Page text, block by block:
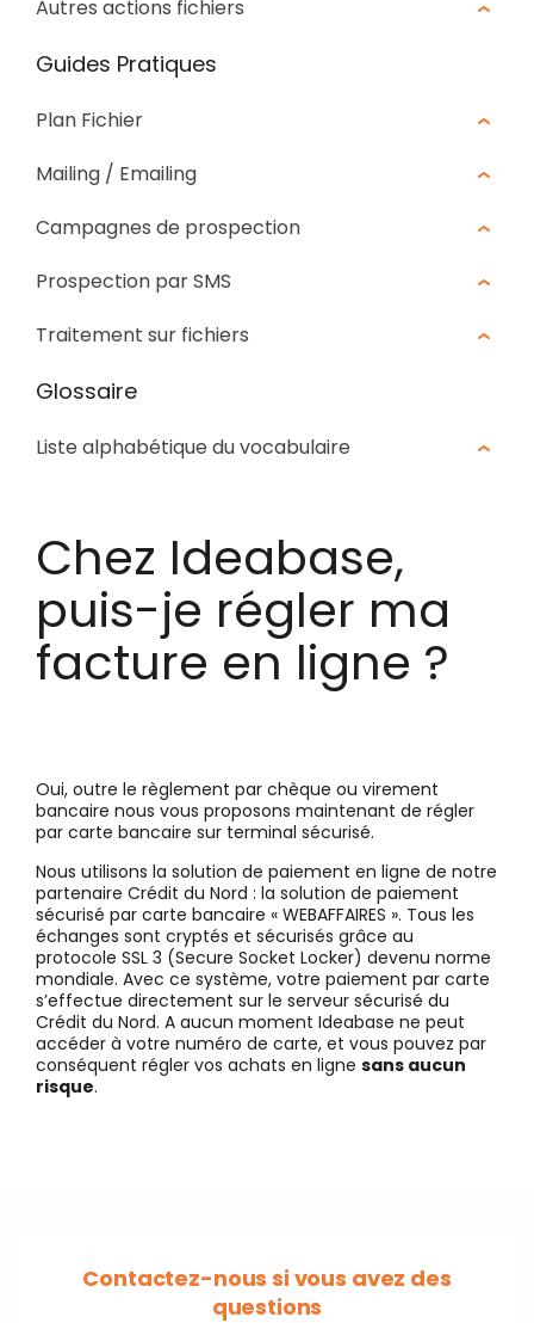
Autres actions fichiers
Guides Pratiques
Plan Fichier
Mailing / Emailing
Campagnes de prospection
Prospection par SMS
Traitement sur fichiers
Glossaire
Liste alphabétique du vocabulaire
Chez Ideabase,
puis-je régler ma
facture en ligne ?
Oui, outre le règlement par chèque ou virement
bancaire nous vous proposons maintenant de régler
par carte bancaire sur terminal sécurisé.
Nous utilisons la solution de paiement en ligne de notre
partenaire Crédit du Nord : la solution de paiement
sécurisé par carte bancaire « WEBAFFAIRES ». Tous les
échanges sont cryptés et sécurisés grâce au
protocole SSL 3 (Secure Socket Locker) devenu norme
mondiale. Avec ce système, votre paiement par carte
s’effectue directement sur le serveur sécurisé du
Crédit du Nord. A aucun moment Ideabase ne peut
accéder à votre numéro de carte, et vous pouvez par
conséquent régler vos achats en ligne sans aucun
risque.
Contactez-nous si vous avez des
questions